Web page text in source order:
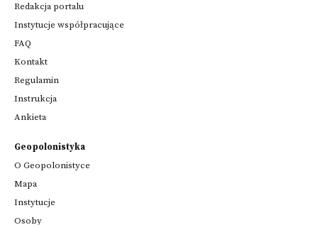
Redakcja portalu
Instytucje współpracujące
FAQ
Kontakt
Regulamin
Instrukcja
Ankieta
Geopolonistyka
O Geopolonistyce
Mapa
Instytucje
Osoby